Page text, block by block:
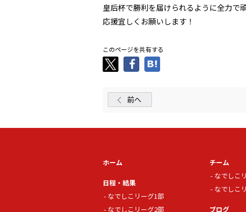
皇后杯で勝利を届けられるように全力で
応援宜しくお願いします！
このページを共有する
前へ
ホーム
日程・結果
なでしこリーグ1部
なでしこリーグ2部
チーム
なでしこ
なでしこ
ブログ